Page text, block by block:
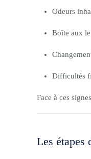
Odeurs
Boîte aux
Difficultés
Face à ces
Les étapes